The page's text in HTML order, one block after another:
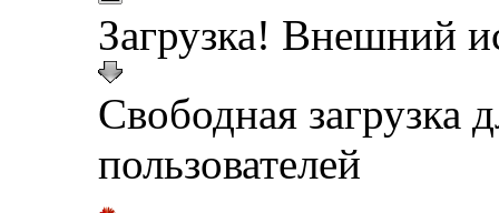
Загрузка! Внешний
Свободная загрузка
пользователей